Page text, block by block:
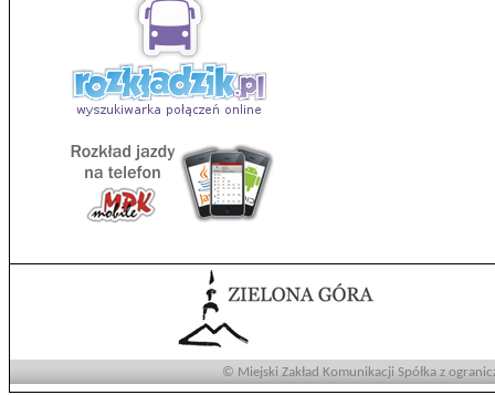
© Miejski Zakład Komunikacji Spółka z